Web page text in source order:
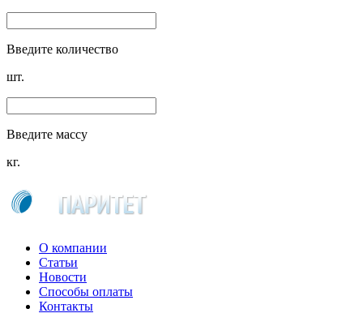
Введите количество
шт.
Введите массу
кг.
О компании
Статьи
Новости
Способы оплаты
Контакты